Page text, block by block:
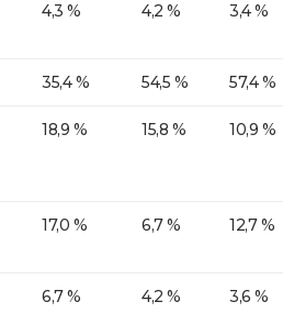
4,3 % 4,2 % 3,4 %
35,4 % 54,5 % 57,4 %
18,9 % 15,8 % 10,9 %
17,0 % 6,7 % 12,7 %
6,7 % 4,2 % 3,6 %